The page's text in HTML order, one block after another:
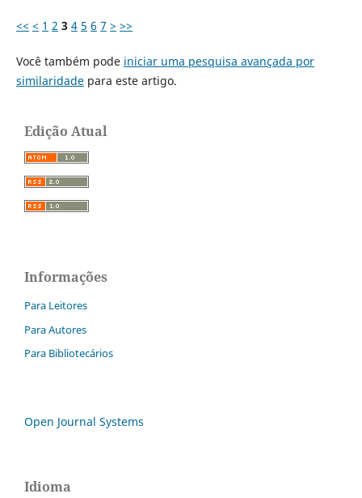
<< < 1 2 3 4 5 6 7 > >>
Você também pode iniciar uma pesquisa avançada por
similaridadepara este artigo.
Edição Atual
Informações
Para Leitores
Para Autores
Para Bibliotecários
Open Journal Systems
Idioma